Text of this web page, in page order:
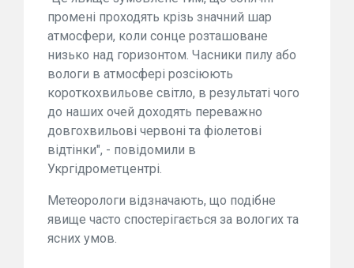
промені проходять крізь значний шар
атмосфери, коли сонце розташоване
низько над горизонтом. Часники пилу або
вологи в атмосфері розсіюють
короткохвильове світло, в результаті чого
до наших очей доходять переважно
довгохвильові червоні та фіолетові
відтінки", - повідомили в
Укргідрометцентрі.
Метеорологи відзначають, що подібне
явище часто спостерігається за вологих та
ясних умов.